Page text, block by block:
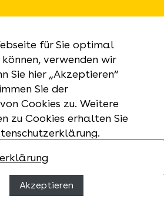
für Sie optimal
verwenden wir
Sie hier „Akzeptieren“
Sie der
Cookies zu. Weitere
zu Cookies erhalten Sie
Akzeptieren